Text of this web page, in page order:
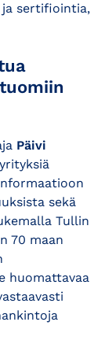
sertifiointia,
Päivi
sekä
Tullin
70 maan
huomattavaa